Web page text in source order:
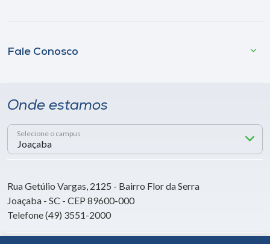
Fale Conosco
Onde estamos
Selecione o campus
Rua Getúlio Vargas, 2125 - Bairro Flor da Serra
Joaçaba - SC - CEP 89600-000
Telefone (49) 3551-2000